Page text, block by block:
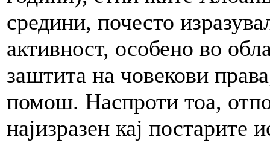
средини, почесто
активност, особено во
заштита на човекови
помош. Наспроти тоа,
најизразен кај